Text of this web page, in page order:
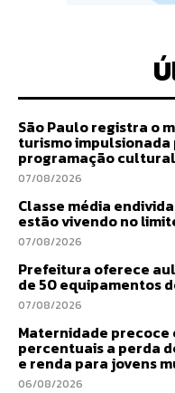
São Paulo registra o
turismo
programação cultural
07/08/2026
Classe média
estão vivendo no
07/08/2026
Prefeitura oferece
de 50 equipamentos
07/08/2026
Maternidade precoce
percentuais a perda
e renda para jovens
06/08/2026